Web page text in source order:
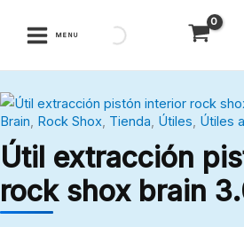
MENU
Brain, Rock Shox, Tienda, Útiles, Útiles
Útil extracción
rock shox brain
Útil
extracción
pistón
interior
rock
shox